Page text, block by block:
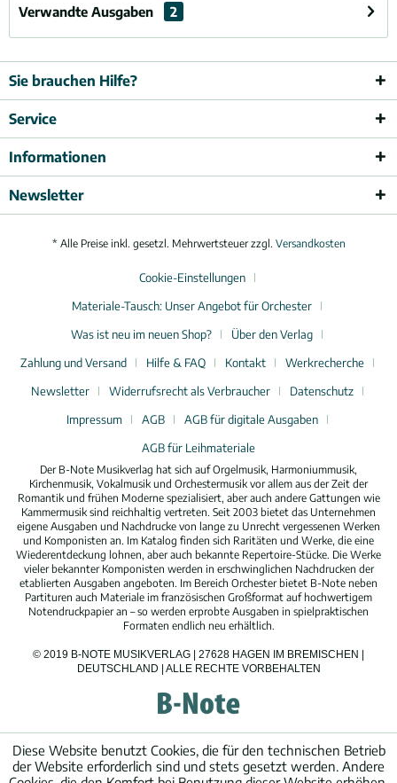
Verwandte Ausgaben 2
Sie brauchen Hilfe?
Service
Informationen
Newsletter
* Alle Preise inkl. gesetzl. Mehrwertsteuer zzgl. Versandkosten
Cookie-Einstellungen
Materiale-Tausch: Unser Angebot für Orchester
Was ist neu im neuen Shop?
Über den Verlag
Zahlung und Versand
Hilfe & FAQ Kontakt
Werkrecherche
Newsletter
Widerrufsrecht als Verbraucher
Datenschutz
Impressum
AGB
AGB für digitale Ausgaben
AGB für Leihmateriale
Der B-Note Musikverlag hat sich auf Orgelmusik, Harmoniummusik,
Kirchenmusik, Vokalmusik und Orchestermusik vor allem aus der Zeit der
Romantik und frühen Moderne spezialisiert, aber auch andere Gattungen wie
Kammermusik sind reichhaltig vertreten. Seit 2003 bietet das Unternehmen
eigene Ausgaben und Nachdrucke von lange zu Unrecht vergessenen Werken
und Komponisten an. Im Katalog finden sich Raritäten und Werke, die eine
Wiederentdeckung lohnen, aber auch bekannte Repertoire-Stücke. Die Werke
vieler bekannter Komponisten werden in erschwinglichen Nachdrucken der
etablierten Ausgaben angeboten. Im Bereich Orchester bietet B-Note neben
Partituren auch Materiale im französischen Großformat auf hochwertigem
Notendruckpapier an – so werden erprobte Ausgaben in spielpraktischen
Formaten endlich neu erhältlich.
© 2019 B-NOTE MUSIKVERLAG | 27628 HAGEN IM BREMISCHEN |
DEUTSCHLAND | ALLE RECHTE VORBEHALTEN
Diese Website benutzt Cookies, die für den technischen Betrieb
der Website erforderlich sind und stets gesetzt werden. Andere